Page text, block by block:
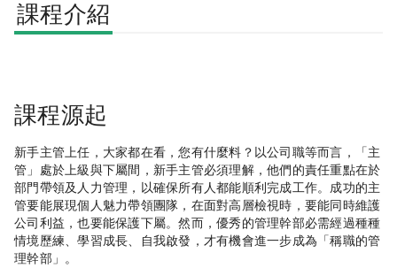
課程介紹
課程源起
新手主管上任，大家都在看，您有什麼料？以公司職等而言，「主
管」處於上級與下屬間，新手主管必須理解，他們的責任重點在於
部門帶領及人力管理，以確保所有人都能順利完成工作。成功的主
管要能展現個人魅力帶領團隊，在面對高層檢視時，要能同時維護
公司利益，也要能保護下屬。然而，優秀的管理幹部必需經過種種
情境歷練、學習成長、自我啟發，才有機會進一步成為「稱職的管
理幹部」。